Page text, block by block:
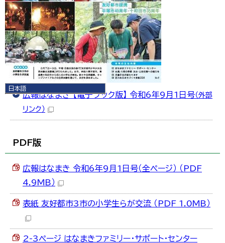
日本語
日本語
English
広報はなまき 【電子ブック版】 令和6年9月1日号（外部
リンク）
PDF版
広報はなまき 令和6年9月1日号（全ページ） （PDF
4.9MB）
表紙 友好都市3市の小学生らが交流 （PDF 1.0MB）
2-3ページ はなまきファミリー・サポート・センター